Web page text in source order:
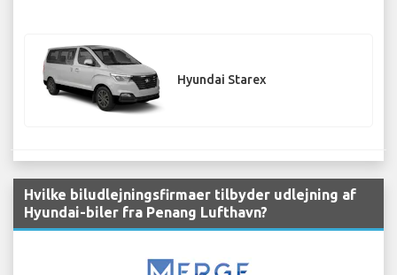
Hyundai Starex
Hvilke biludlejningsfirmaer tilbyder udlejning af
Hyundai-biler fra Penang Lufthavn?